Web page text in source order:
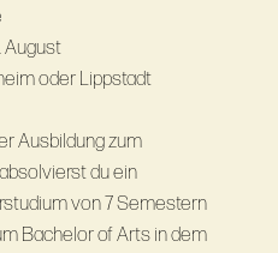
August
oder Lippstadt
Ausbildung zum
du ein
von 7 Semestern
Bachelor of Arts in dem